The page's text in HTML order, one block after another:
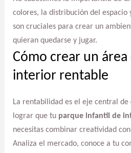
colores, la distribución del espacio
son cruciales para crear un
quieran quedarse y jugar.
Cómo crear un
interior rentable
La rentabilidad es el eje central de
lograr que tu parque infantil de
necesitas combinar creatividad
Analiza el mercado, conoce a tu